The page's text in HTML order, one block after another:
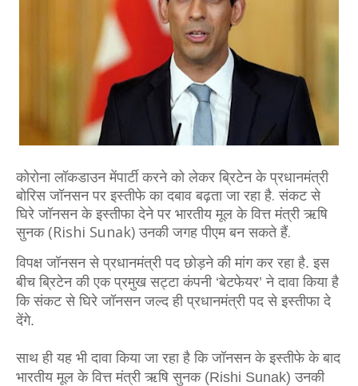
कोरोना लॉकडाउन मेंपार्टी करने को लेकर ब्रिटेन के प्रधानमंत्री
बोरिस जॉनसन पर इस्तीफे का दबाव बढ़ता जा रहा है. संकट से
घिरे जॉनसन के इस्तीफा देने पर भारतीय मूल के वित्त मंत्री ऋषि
सुनक (Rishi Sunak) उनकी जगह पीएम बन सकते हैं.
विपक्ष जॉनसन से प्रधानमंत्री पद छोड़ने की मांग कर रहा है. इस
बीच ब्रिटेन की एक प्रमुख सट्टा कंपनी ‘बेटफेयर’ ने दावा किया है
कि संकट से घिरे जॉनसन जल्द ही प्रधानमंत्री पद से इस्तीफा दे
देंगे.
साथ ही यह भी दावा किया जा रहा है कि जॉनसन के इस्‍तीफे के बाद
भारतीय मूल के वित्त मंत्री ऋषि सुनक (Rishi Sunak) उनकी